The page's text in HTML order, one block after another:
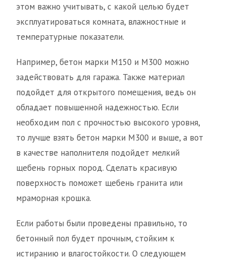
этом важно учитывать, с какой целью будет
эксплуатироваться комната, влажностные и
температурные показатели.
Например, бетон марки М150 и М300 можно
задействовать для гаража. Также материал
подойдет для открытого помещения, ведь он
обладает повышенной надежностью. Если
необходим пол с прочностью высокого уровня,
то лучше взять бетон марки М300 и выше, а вот
в качестве наполнителя подойдет мелкий
щебень горных пород. Сделать красивую
поверхность поможет щебень гранита или
мраморная крошка.
Если работы были проведены правильно, то
бетонный пол будет прочным, стойким к
истиранию и влагостойкости. О следующем